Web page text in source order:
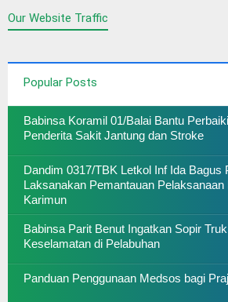
Our Website Traffic
Popular Posts
Babinsa Koramil 01/Balai Bantu
Penderita Sakit Jantung dan Stroke
Dandim 0317/TBK Letkol Inf Ida Bagus
Laksanakan Pemantauan Pelaksanaan
Karimun
Babinsa Parit Benut Ingatkan Sopir
Keselamatan di Pelabuhan
Panduan Penggunaan Medsos bagi